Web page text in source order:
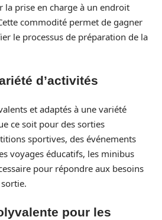
la prise en charge à un endroit
commodité permet de gagner
le processus de préparation de la
d’activités
et adaptés à une variété
ce soit pour des sorties
sportives, des événements
voyages éducatifs, les minibus
pour répondre aux besoins
pour les